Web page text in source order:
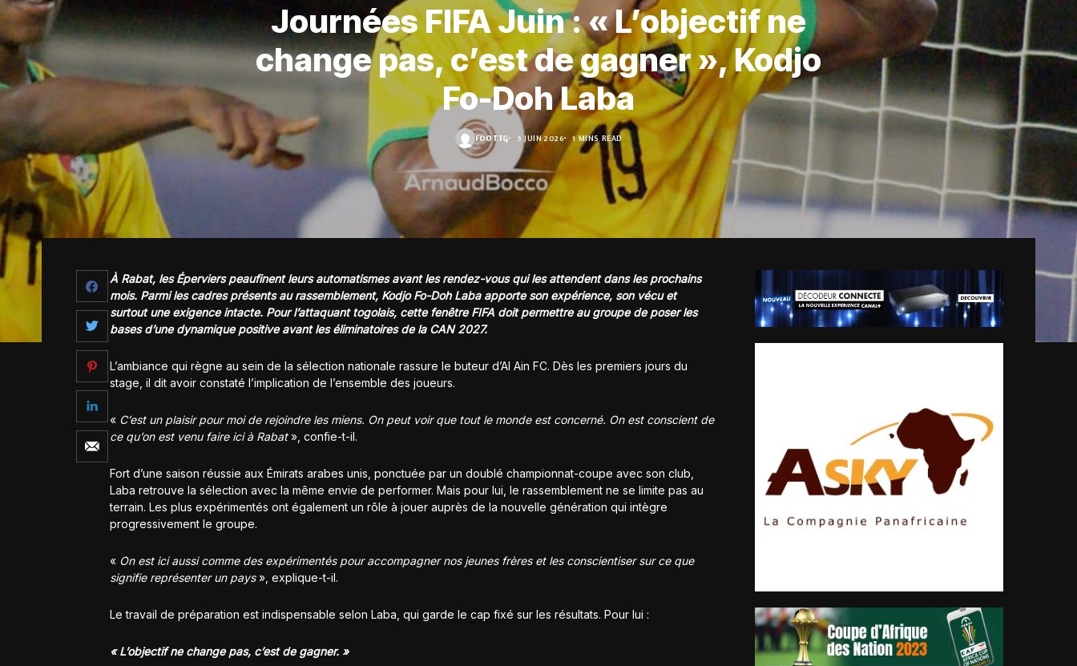
Journées FIFA Juin : « L’objectif ne
change pas, c’est de gagner », Kodjo
Fo-Doh Laba
FOOT.TG 3 JUIN 2026 1 MINS READ
À Rabat, les Éperviers peaufinent leurs automatismes avant les rendez-vous qui les attendent dans les prochains
mois. Parmi les cadres présents au rassemblement, Kodjo Fo-Doh Laba apporte son expérience, son vécu et
surtout une exigence intacte. Pour l’attaquant togolais, cette fenêtre FIFA doit permettre au groupe de poser les
bases d’une dynamique positive avant les éliminatoires de la CAN 2027.
L’ambiance qui règne au sein de la sélection nationale rassure le buteur d’Al Ain FC. Dès les premiers jours du
stage, il dit avoir constaté l’implication de l’ensemble des joueurs.
« C’est un plaisir pour moi de rejoindre les miens. On peut voir que tout le monde est concerné. On est conscient de
ce qu’on est venu faire ici à Rabat», confie-t-il.
Fort d’une saison réussie aux Émirats arabes unis, ponctuée par un doublé championnat-coupe avec son club,
Laba retrouve la sélection avec la même envie de performer. Mais pour lui, le rassemblement ne se limite pas au
terrain. Les plus expérimentés ont également un rôle à jouer auprès de la nouvelle génération qui intègre
progressivement le groupe.
« On est ici aussi comme des expérimentés pour accompagner nos jeunes frères et les conscientiser sur ce que
signifie représenter un pays», explique-t-il.
Le travail de préparation est indispensable selon Laba, qui garde le cap fixé sur les résultats. Pour lui :
« L’objectif ne change pas, c’est de gagner. »